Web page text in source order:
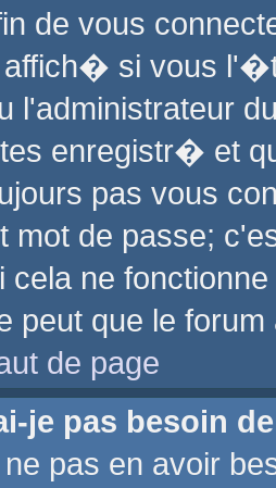
de vous
affich� si vous
l'administrateur
enregistr� et
pas vous
mot de passe;
ne
peut que le
de page
je pas besoin
pas en avoir